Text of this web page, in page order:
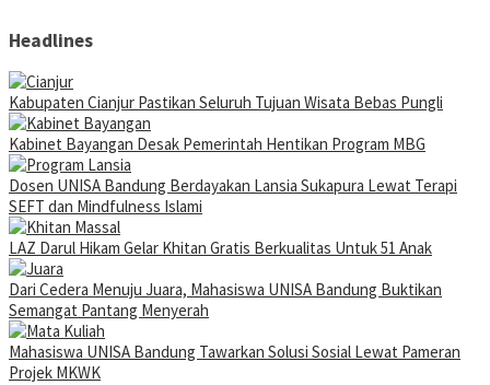
Headlines
Kabupaten Cianjur Pastikan Seluruh Tujuan Wisata Bebas Pungli
Kabinet Bayangan Desak Pemerintah Hentikan Program MBG
Dosen UNISA Bandung Berdayakan Lansia Sukapura Lewat Terapi
SEFT dan Mindfulness Islami
LAZ Darul Hikam Gelar Khitan Gratis Berkualitas Untuk 51 Anak
Dari Cedera Menuju Juara, Mahasiswa UNISA Bandung Buktikan
Semangat Pantang Menyerah
Mahasiswa UNISA Bandung Tawarkan Solusi Sosial Lewat Pameran
Projek MKWK